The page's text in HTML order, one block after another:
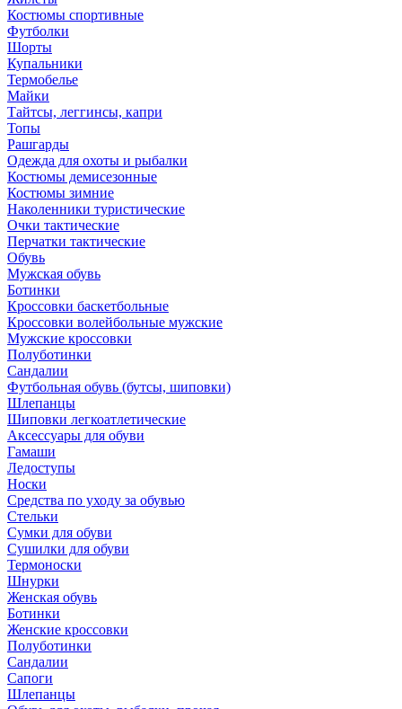
Костюмы спортивные
Футболки
Шорты
Купальники
Термобелье
Майки
Тайтсы, леггинсы, капри
Топы
Рашгарды
Одежда для охоты и рыбалки
Костюмы демисезонные
Костюмы зимние
Наколенники туристические
Очки тактические
Перчатки тактические
Обувь
Мужская обувь
Ботинки
Кроссовки баскетбольные
Кроссовки волейбольные мужские
Мужские кроссовки
Полуботинки
Сандалии
Футбольная обувь (бутсы, шиповки)
Шлепанцы
Шиповки легкоатлетические
Аксессуары для обуви
Гамаши
Ледоступы
Носки
Средства по уходу за обувью
Стельки
Сумки для обуви
Сушилки для обуви
Термоноски
Шнурки
Женская обувь
Ботинки
Женские кроссовки
Полуботинки
Сандалии
Сапоги
Шлепанцы